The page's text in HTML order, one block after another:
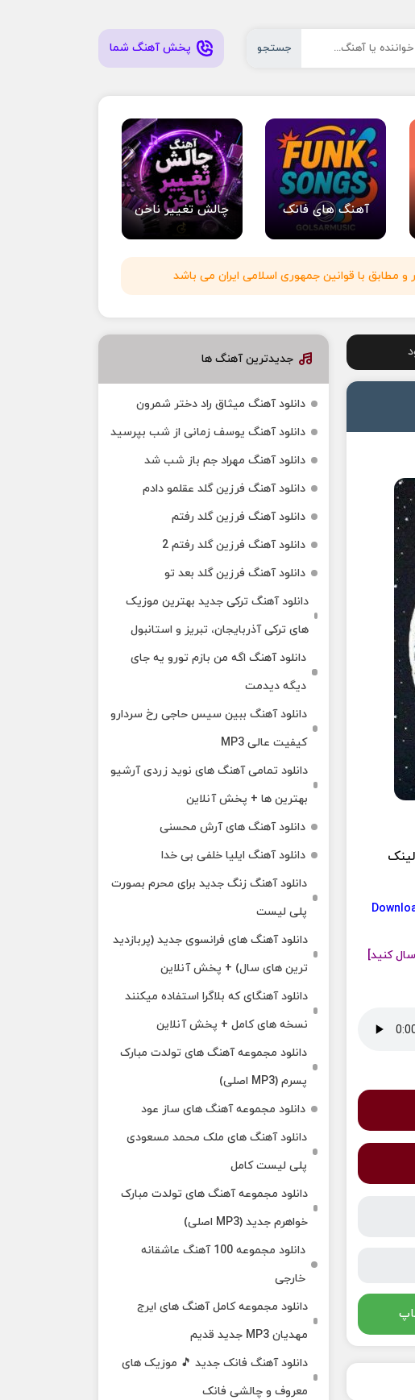
جستجو پخش آهنگ شما
آهنگ های فانک چالش تغییر ناخن
مطابق با قوانین جمهوری اسلامی ایران می باشد
کنید]
جدیدترین آهنگ ها
دانلود آهنگ میثاق راد دختر شمرون
دانلود آهنگ یوسف زمانی از شب بپرسید
دانلود آهنگ مهراد جم باز شب شد
دانلود آهنگ فرزین گلد عقلمو دادم
دانلود آهنگ فرزین گلد رفتم
دانلود آهنگ فرزین گلد رفتم 2
دانلود آهنگ فرزین گلد بعد تو
دانلود آهنگ ترکی جدید بهترین موزیک‌
های ترکی آذربایجان، تبریز و استانبول
دانلود آهنگ اگه من بازم تورو یه جای
دیگه دیدمت
دانلود آهنگ ببین سیس حاجی رخ سردارو
کیفیت عالی MP3
دانلود تمامی آهنگ های نوید زردی آرشیو
بهترین ها + پخش آنلاین
دانلود آهنگ های آرش محسنی
دانلود آهنگ ایلیا خلفی بی خدا
دانلود آهنگ زنگ جدید برای محرم بصورت
پلی لیست
دانلود آهنگ های فرانسوی جدید (پربازدید
ترین های سال) + پخش آنلاین
دانلود آهنگای که بلاگرا استفاده میکنند
نسخه های کامل + پخش آنلاین
دانلود مجموعه آهنگ های تولدت مبارک
پسرم (MP3 اصلی)
دانلود مجموعه آهنگ های ساز عود
دانلود آهنگ های ملک‌ محمد مسعودی
پلی لیست کامل
دانلود مجموعه آهنگ های تولدت مبارک
خواهرم جدید (MP3 اصلی)
دانلود مجموعه 100 آهنگ عاشقانه
خارجی
دانلود مجموعه کامل آهنگ های ایرج
مهدیان MP3 جدید قدیم
دانلود آهنگ فانک جدید 🎵 موزیک‌ های
معروف و چالشی فانک